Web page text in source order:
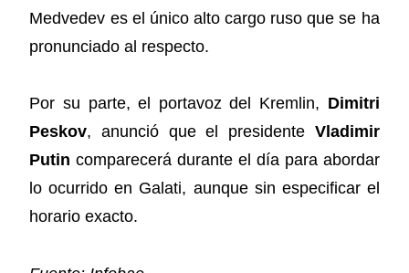
Medvedev es el único alto cargo ruso que se ha
pronunciado al respecto.
Por su parte, el portavoz del Kremlin, Dimitri
Peskov, anunció que el presidente Vladimir
Putin comparecerá durante el día para abordar
lo ocurrido en Galati, aunque sin especificar el
horario exacto.